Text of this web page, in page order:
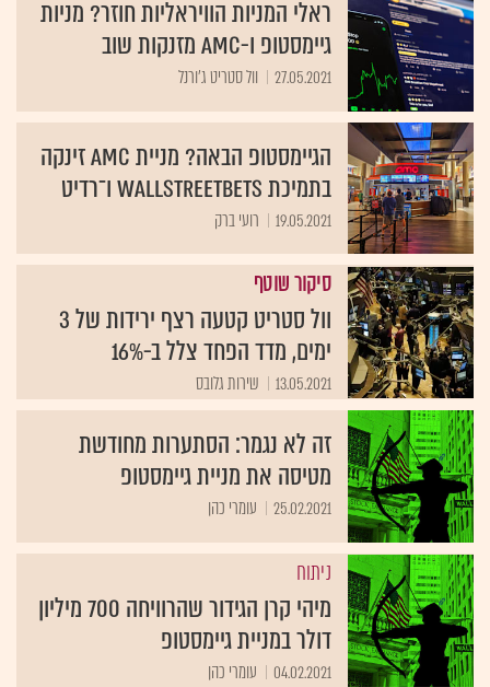
ראלי המניות הוויראליות חוזר? מניות
גיימסטופ ו-AMC מזנקות שוב
27.05.2021 וול סטריט ג'ורנל
הגיימסטופ הבאה? מניית AMC זינקה
בתמיכת WallStreetBets ו־רדיט
19.05.2021 רועי ברק
סיקור שוטף
וול סטריט קטעה רצף ירידות של 3
ימים, מדד הפחד צלל ב-16%
13.05.2021 שירות גלובס
זה לא נגמר: הסתערות מחודשת
מטיסה את מניית גיימסטופ
25.02.2021 עומרי כהן
ניתוח
מיהי קרן הגידור שהרוויחה 700 מיליון
דולר במניית גיימסטופ
04.02.2021 עומרי כהן